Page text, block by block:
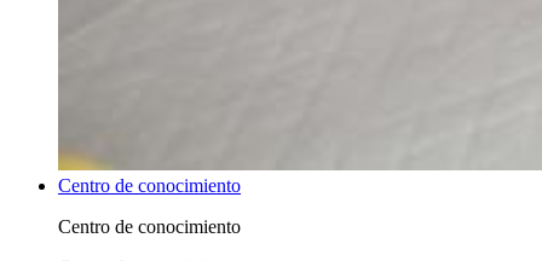
Centro de conocimiento
Centro de conocimiento